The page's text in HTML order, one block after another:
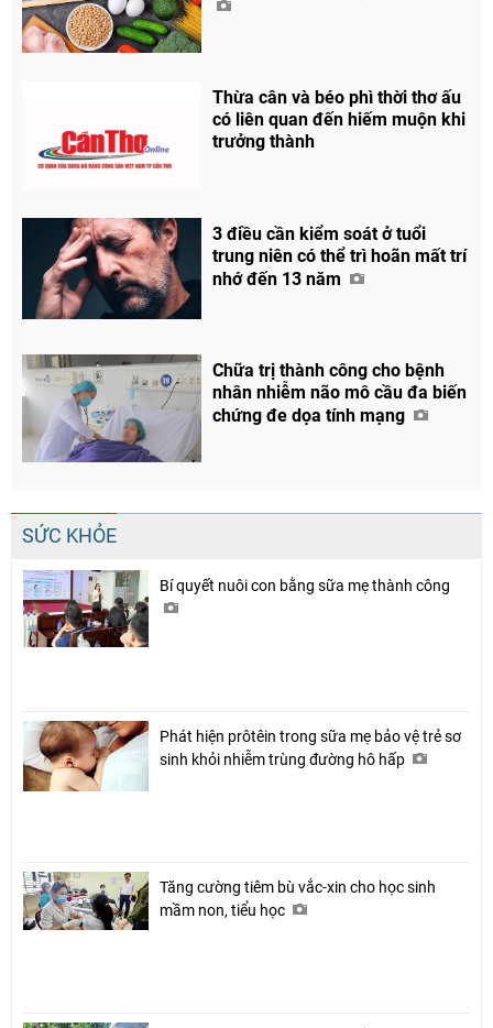
Thừa cân và béo phì thời thơ ấu
có liên quan đến hiếm muộn khi
trưởng thành
3 điều cần kiểm soát ở tuổi
trung niên có thể trì hoãn mất trí
nhớ đến 13 năm
Chữa trị thành công cho bệnh
nhân nhiễm não mô cầu đa biến
chứng đe dọa tính mạng
SỨC KHỎE
Bí quyết nuôi con bằng sữa mẹ thành công
Phát hiện prôtêin trong sữa mẹ bảo vệ trẻ sơ
sinh khỏi nhiễm trùng đường hô hấp
Tăng cường tiêm bù vắc-xin cho học sinh
mầm non, tiểu học